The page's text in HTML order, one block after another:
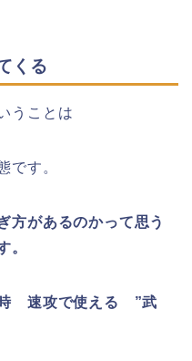
くる
うことは
です。
方があるのかって思う
。
時 速攻で使える ”武